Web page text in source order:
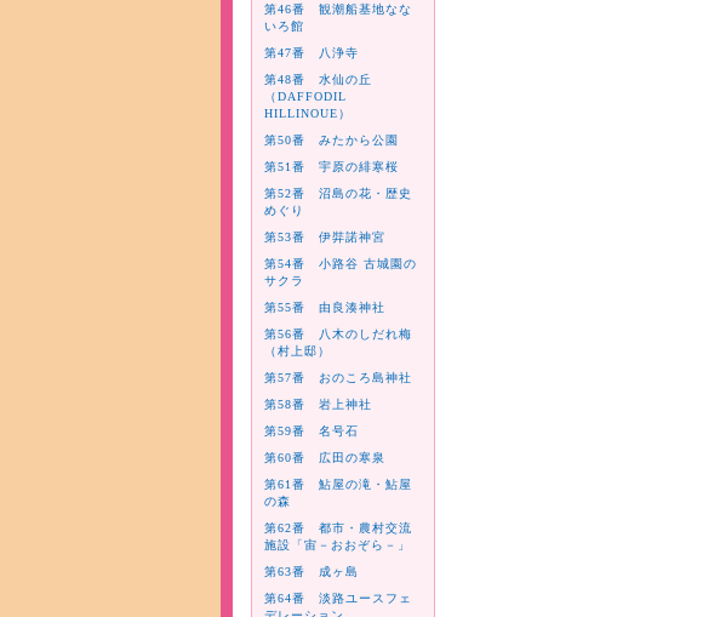
第46番 観潮船基地なな
いろ館
第47番 八浄寺
第48番 水仙の丘
（DAFFODIL
HILLINOUE）
第50番 みたから公園
第51番 宇原の緋寒桜
第52番 沼島の花・歴史
めぐり
第53番 伊弉諾神宮
第54番 小路谷 古城園の
サクラ
第55番 由良湊神社
第56番 八木のしだれ梅
（村上邸）
第57番 おのころ島神社
第58番 岩上神社
第59番 名号石
第60番 広田の寒泉
第61番 鮎屋の滝・鮎屋
の森
第62番 都市・農村交流
施設「宙－おおぞら－」
第63番 成ヶ島
第64番 淡路ユースフェ